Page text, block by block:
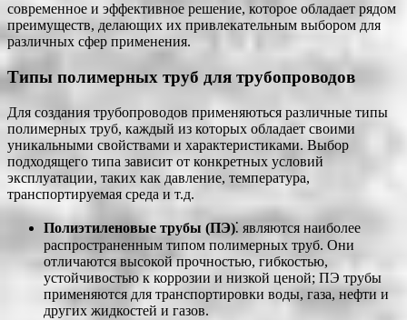
современное и эффективное решение, которое обладает рядом
преимуществ, делающих их привлекательным выбором для
различных сфер применения.
Типы полимерных труб для трубопроводов
Для создания трубопроводов применяються различные типы
полимерных труб, каждый из которых обладает своими
уникальными свойствами и характеристиками. Выбор
подходящего типа зависит от конкретных условий
эксплуатации, таких как давление, температура,
транспортируемая среда и т.д.
Полиэтиленовые трубы (ПЭ)⁚ являются наиболее
распространенным типом полимерных труб. Они
отличаются высокой прочностью, гибкостью,
устойчивостью к коррозии и низкой ценой; ПЭ трубы
применяются для транспортировки воды, газа, нефти и
других жидкостей и газов.